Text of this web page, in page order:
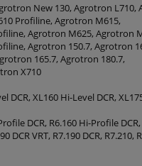
New 130, Agrotron L710,
Profiline, Agrotron M615,
Agrotron M625, Agrotron
Agrotron 150.7, Agrotron
165.7, Agrotron 180.7,
X710
DCR, XL160 Hi-Level DCR,
DCR, R6.160 Hi-Profile DCR,
DCR VRT, R7.190 DCR, R7.210,